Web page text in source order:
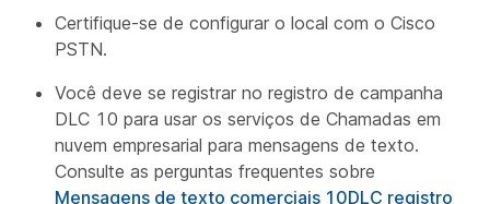
Certifique-se de configurar o local com o Cisco
PSTN.
Você deve se registrar no registro de campanha
DLC 10 para usar os serviços de Chamadas em
nuvem empresarial para mensagens de texto.
Consulte as perguntas frequentes sobre
Mensagens de texto comerciais 10DLC registro